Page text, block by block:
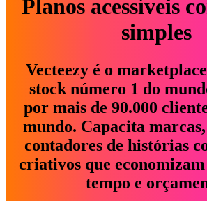
Planos acessíveis
simples
Vecteezy é o
stock número 1 do
por mais de 90.000
mundo. Capacita
contadores de histórias
criativos que
tempo e